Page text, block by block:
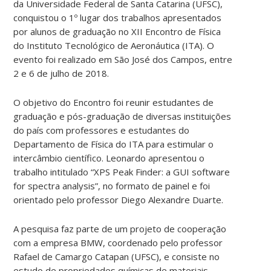
da Universidade Federal de Santa Catarina (UFSC),
conquistou o 1º lugar dos trabalhos apresentados
por alunos de graduação no XII Encontro de Física
do Instituto Tecnológico de Aeronáutica (ITA). O
evento foi realizado em São José dos Campos, entre
2 e 6 de julho de 2018.
O objetivo do Encontro foi reunir estudantes de
graduação e pós-graduação de diversas instituições
do país com professores e estudantes do
Departamento de Física do ITA para estimular o
intercâmbio científico. Leonardo apresentou o
trabalho intitulado “XPS Peak Finder: a GUI software
for spectra analysis”, no formato de painel e foi
orientado pelo professor Diego Alexandre Duarte.
A pesquisa faz parte de um projeto de cooperação
com a empresa BMW, coordenado pelo professor
Rafael de Camargo Catapan (UFSC), e consiste no